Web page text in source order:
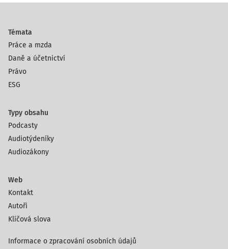
Témata
Práce a mzda
Daně a účetnictví
Právo
ESG
Typy obsahu
Podcasty
Audiotýdeníky
Audiozákony
Web
Kontakt
Autoři
Klíčová slova
Informace o zpracování osobních údajů